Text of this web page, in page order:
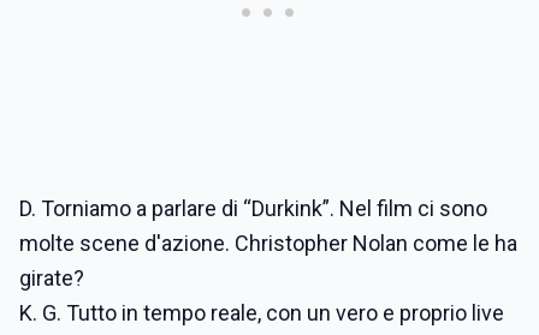
D. Torniamo a parlare di “Durkink”. Nel film ci sono
molte scene d'azione. Christopher Nolan come le ha
girate?
K. G. Tutto in tempo reale, con un vero e proprio live